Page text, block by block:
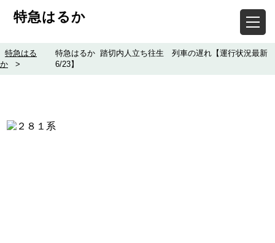
特急はるか
特急はる
か
>
特急はるか 踏切内人立ち往生 列車の遅れ【運行状況最新
6/23】